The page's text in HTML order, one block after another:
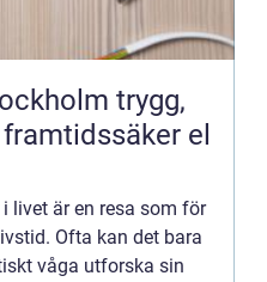
trygg,
el
livet är en resa som för
Ofta kan det bara
våga utforska sin